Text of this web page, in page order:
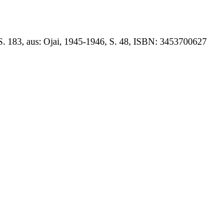
183, aus: Ojai, 1945-1946, S. 48, ISBN: 3453700627